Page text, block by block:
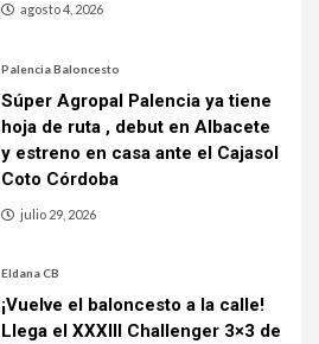
agosto 4, 2026
Palencia Baloncesto
Súper Agropal Palencia ya tiene
hoja de ruta , debut en Albacete
y estreno en casa ante el Cajasol
Coto Córdoba
julio 29, 2026
Eldana CB
¡Vuelve el baloncesto a la calle!
Llega el XXXIII Challenger 3×3 de